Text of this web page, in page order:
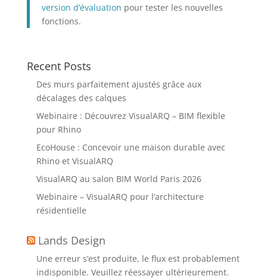
version d’évaluation pour tester les nouvelles
fonctions.
Recent Posts
Des murs parfaitement ajustés grâce aux
décalages des calques
Webinaire : Découvrez VisualARQ – BIM flexible
pour Rhino
EcoHouse : Concevoir une maison durable avec
Rhino et VisualARQ
VisualARQ au salon BIM World Paris 2026
Webinaire – VisualARQ pour l’architecture
résidentielle
Lands Design
Une erreur s’est produite, le flux est probablement
indisponible. Veuillez réessayer ultérieurement.